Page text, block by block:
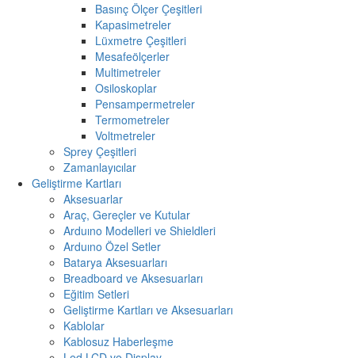
Basınç Ölçer Çeşitleri
Kapasimetreler
Lüxmetre Çeşitleri
Mesafeölçerler
Multimetreler
Osiloskoplar
Pensampermetreler
Termometreler
Voltmetreler
Sprey Çeşitleri
Zamanlayıcılar
Geliştirme Kartları
Aksesuarlar
Araç, Gereçler ve Kutular
Arduıno Modelleri ve Shieldleri
Arduıno Özel Setler
Batarya Aksesuarları
Breadboard ve Aksesuarları
Eğitim Setleri
Geliştirme Kartları ve Aksesuarları
Kablolar
Kablosuz Haberleşme